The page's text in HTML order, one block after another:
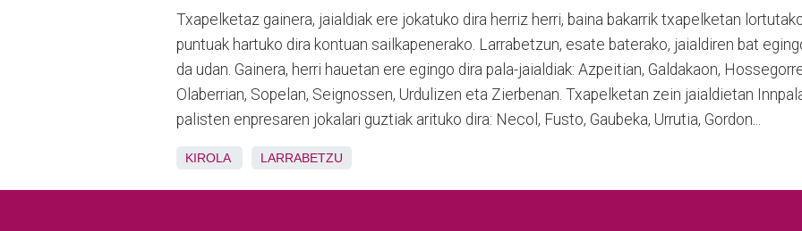
Txapelketaz gainera, jaialdiak ere jokatuko dira herriz herri, baina bakarrik txapelketan
puntuak hartuko dira kontuan sailkapenerako. Larrabetzun, esate baterako, jaialdiren bat
da udan. Gainera, herri hauetan ere egingo dira pala-jaialdiak: Azpeitian, Galdakaon,
Olaberrian, Sopelan, Seignossen, Urdulizen eta Zierbenan. Txapelketan zein jaialdietan
palisten enpresaren jokalari guztiak arituko dira: Necol, Fusto, Gaubeka, Urrutia, Gordon...
KIROLA LARRABETZU